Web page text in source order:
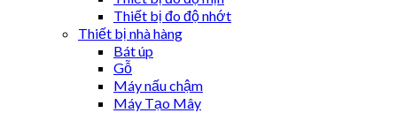
Thiết bị đo độ nhớt
Thiết bị nhà hàng
Bát úp
Gỗ
Máy nấu chậm
Máy Tạo Mây